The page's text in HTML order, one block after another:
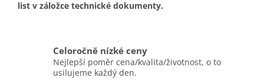
list v záložce technické dokumenty.
Celoročně nízké ceny
Nejlepší poměr cena/kvalita/životnost, o to
usilujeme každý den.